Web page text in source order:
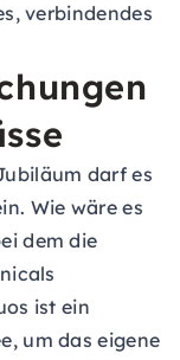
verbindendes
darf es
Wie wäre es
dem die
ist ein
um das eigene